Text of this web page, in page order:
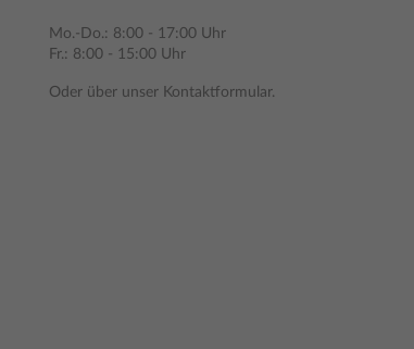
Mo.-Do.: 8:00 - 17:00 Uhr
Fr.: 8:00 - 15:00 Uhr
Oder über unser Kontaktformular.